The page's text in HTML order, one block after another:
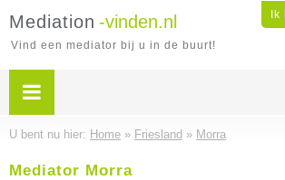
Mediation -vinden.nl
Vind een mediator bij u in de buurt!
U bent nu hier: Home » Friesland » Morra
Mediator Morra